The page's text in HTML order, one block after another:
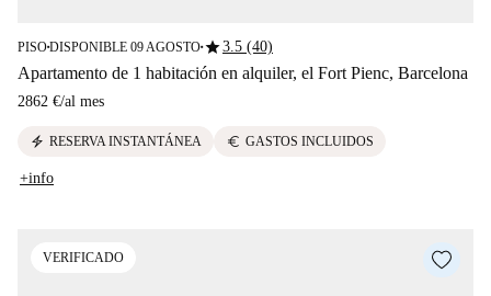
PISO■DISPONIBLE 09 AGOSTO■star3.5 (40)
Apartamento de 1 habitación en alquiler, el Fort Pienc, Barcelona
2862 €/al mes
electric_bolt RESERVA INSTANTÁNEA euro GASTOS INCLUIDOS
+info
VERIFICADO